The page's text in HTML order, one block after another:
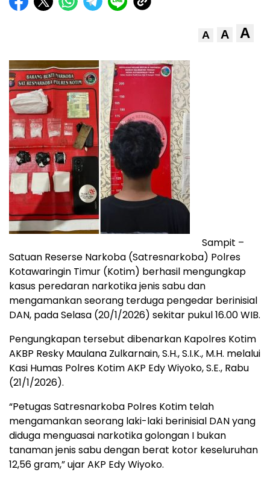
A A A
Sampit –
Satuan Reserse Narkoba (Satresnarkoba) Polres
Kotawaringin Timur (Kotim) berhasil mengungkap
kasus peredaran narkotika jenis sabu dan
mengamankan seorang terduga pengedar berinisial
DAN, pada Selasa (20/1/2026) sekitar pukul 16.00 WIB.
Pengungkapan tersebut dibenarkan Kapolres Kotim
AKBP Resky Maulana Zulkarnain, S.H., S.I.K., M.H. melalui
Kasi Humas Polres Kotim AKP Edy Wiyoko, S.E., Rabu
(21/1/2026).
“Petugas Satresnarkoba Polres Kotim telah
mengamankan seorang laki-laki berinisial DAN yang
diduga menguasai narkotika golongan I bukan
tanaman jenis sabu dengan berat kotor keseluruhan
12,56 gram,” ujar AKP Edy Wiyoko.